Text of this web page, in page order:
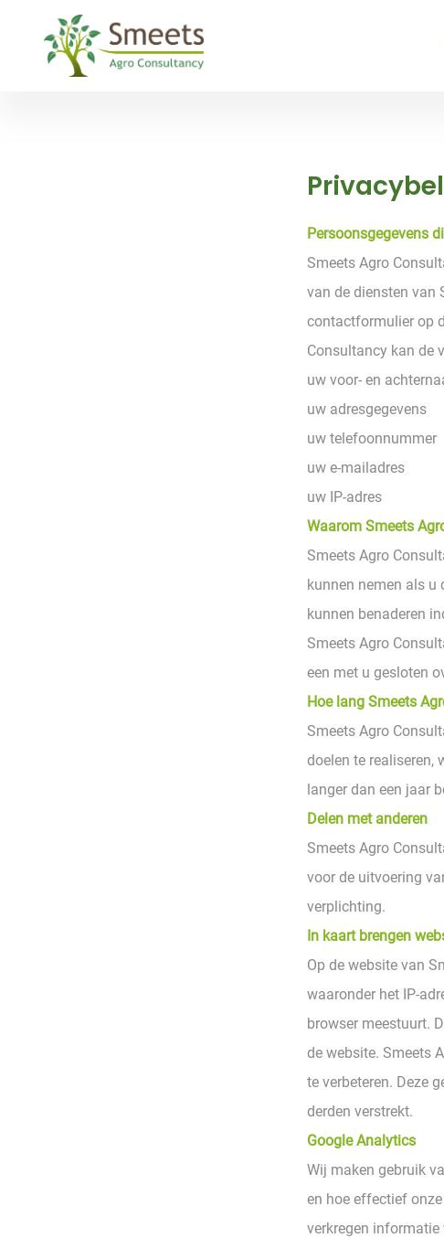
Skip to content
Persoonsgegevens
Smeets Agro
van de diensten van
contactformulier op
Consultancy kan de
uw voor- en
uw adresgegevens
uw telefoonnummer
uw e-mailadres
uw IP-adres
Waarom Smeets
Smeets Agro
kunnen nemen als
kunnen benaderen
Smeets Agro
een met u gesloten
Hoe lang Smeets
Smeets Agro
doelen te realiseren,
langer dan een jaar
Delen met anderen
Smeets Agro
voor de uitvoering
verplichting.
In kaart brengen
Op de website van
waaronder het IP-
browser meestuurt.
de website. Smeets
te verbeteren. Deze
derden verstrekt.
Google Analytics
Wij maken gebruik
en hoe effectief
verkregen informatie